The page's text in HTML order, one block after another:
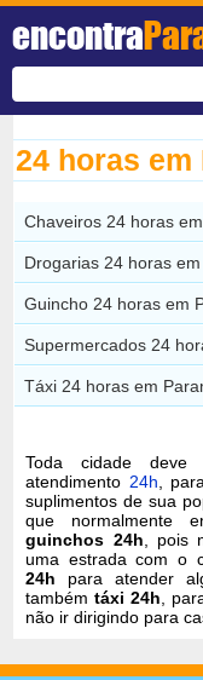
encontra
24 horas em
Chaveiros 24 horas
Drogarias 24 horas
Guincho 24 horas em
Supermercados 24
Táxi 24 horas em
Toda cidade deve
atendimento 24h ,
suplimentos de sua
que normalmente
guinchos 24h , pois
uma estrada com o
24h para atender
tambémtáxi 24h ,
não ir dirigindo para